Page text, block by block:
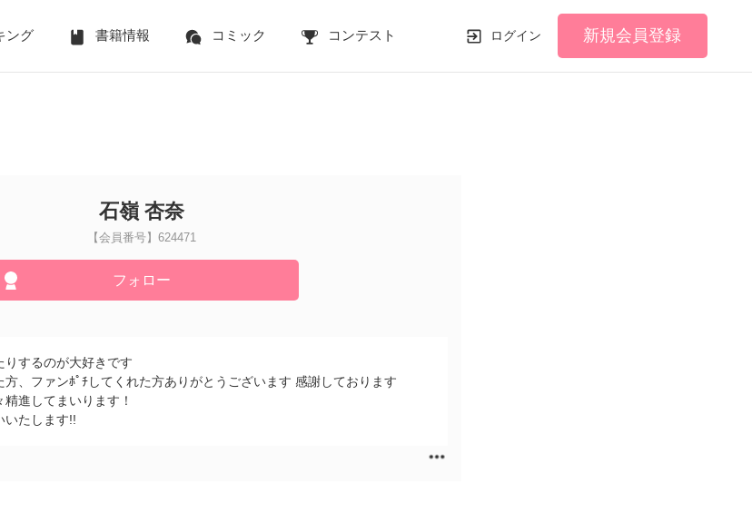
ング 書籍情報 コミック コンテスト ログイン 新規会員登録
石嶺 杏奈
【会員番号】624471
フォロー
するのが大好きです
、ファンﾎﾟﾁしてくれた方ありがとうございます 感謝しております
進してまいります！
いたします!!